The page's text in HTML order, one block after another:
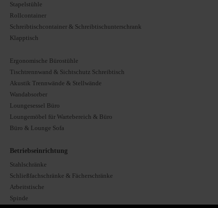
Stapelstühle
Rollcontainer
Schreibtischcontainer & Schreibtischunterschrank
Klapptisch
Ergonomische Bürostühle
Tischtrennwand & Sichtschutz Schreibtisch
Akustik Trennwände & Stellwände
Wandabsorber
Loungesessel Büro
Loungemöbel für Wartebereich & Büro
Büro & Lounge Sofa
Betriebseinrichtung
Stahlschränke
Schließfachschränke & Fächerschränke
Arbeitstische
Spinde